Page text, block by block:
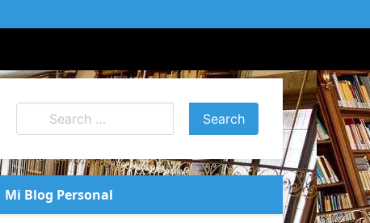
Mi Blog Personal